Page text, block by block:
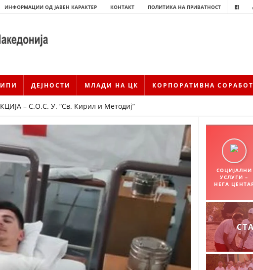
ИНФОРМАЦИИ ОД ЈАВЕН КАРАКТЕР КОНТАКТ ПОЛИТИКА НА ПРИВАТНОСТ
ДЕЈНОСТИ МЛАДИ НА ЦК КОРПОРАТИВНА
ИСТОРИЈАТ НА ЦКРМ
ИСТОРИЈАТ НА ДВИЖЕЊЕТО
СТРУКТУРА НА ОРГАНИЗАЦИЈАТА
КОНТАКТ ИНФОРМАЦИИ
ЧЛЕНСТВО ВО ПРОФЕСИОНАЛНИ ТЕЛА
– С.О.С. У. “Св. Кирил и Методиј”
СОЦИЈАЛНИ
УСЛУГИ –
НЕГА